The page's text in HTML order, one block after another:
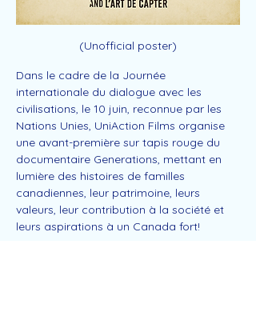
(Unofficial poster)
Dans le cadre de la Journée
internationale du dialogue avec les
civilisations, le 10 juin, reconnue par les
Nations Unies, UniAction Films organise
une avant-première sur tapis rouge du
documentaire Generations, mettant en
lumière des histoires de familles
canadiennes, leur patrimoine, leurs
valeurs, leur contribution à la société et
leurs aspirations à un Canada fort!